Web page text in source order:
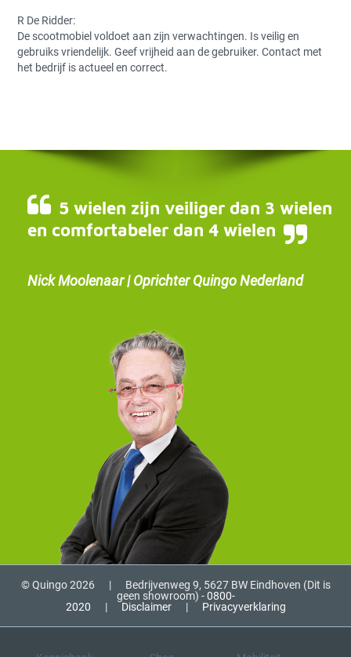
R De Ridder:
De scootmobiel voldoet aan zijn verwachtingen. Is veilig en
gebruiks vriendelijk. Geef vrijheid aan de gebruiker. Contact met
het bedrijf is actueel en correct.
5 wielen zijn veiliger dan 3 wielen
en comfortabeler dan 4 wielen
Nick Moolenaar | Oprichter Quingo Nederland
© Quingo 2026 |
Bedrijvenweg 9, 5627 BW Eindhoven (Dit is
geen showroom) -0800-
2020
| Disclaimer | Privacyverklaring